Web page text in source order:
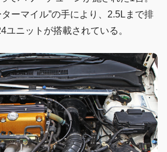
ーマイル”の手により、2.5Lまで排
ユニットが搭載されている。